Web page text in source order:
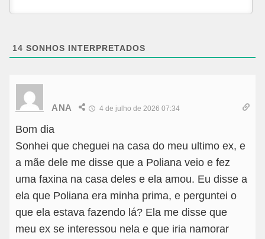
14 SONHOS INTERPRETADOS
ANA 4 de julho de 2026 07:34
Bom dia
Sonhei que cheguei na casa do meu ultimo ex, e
a mãe dele me disse que a Poliana veio e fez
uma faxina na casa deles e ela amou. Eu disse a
ela que Poliana era minha prima, e perguntei o
que ela estava fazendo lá? Ela me disse que
meu ex se interessou nela e que iria namorar